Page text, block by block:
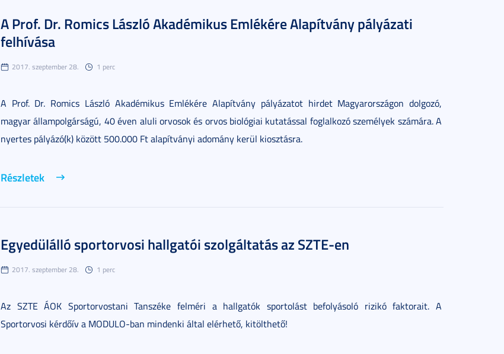
A Prof. Dr. Romics László Akadémikus Emlékére Alapítvány pályázati
felhívása
2017. szeptember 28. 1 perc
A Prof. Dr. Romics László Akadémikus Emlékére Alapítvány pályázatot hirdet Magyarországon dolgozó,
magyar állampolgárságú, 40 éven aluli orvosok és orvos biológiai kutatással foglalkozó személyek számára. A
nyertes pályázó(k) között 500.000 Ft alapítványi adomány kerül kiosztásra.
Részletek
Egyedülálló sportorvosi hallgatói szolgáltatás az SZTE-en
2017. szeptember 28. 1 perc
Az SZTE ÁOK Sportorvostani Tanszéke felméri a hallgatók sportolást befolyásoló rizikó faktorait. A
Sportorvosi kérdőív a MODULO-ban mindenki által elérhető, kitölthető!